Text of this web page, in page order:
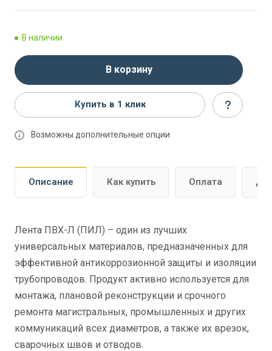
В наличии
В корзину
Купить в 1 клик
Возможны дополнительные опции
Описание Как купить Оплата
Лента ПВХ-Л (ПИЛ) – один из лучших
универсальных материалов, предназначенных для
эффективной антикоррозионной защиты и изоляции
трубопроводов. Продукт активно используется для
монтажа, плановой реконструкции и срочного
ремонта магистральных, промышленных и других
коммуникаций всех диаметров, а также их врезок,
сварочных швов и отводов.